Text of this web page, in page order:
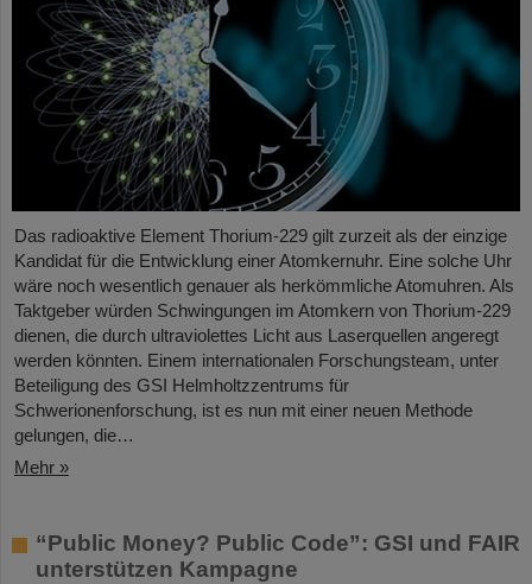
Das radioaktive Element Thorium-229 gilt zurzeit als der einzige
Kandidat für die Entwicklung einer Atomkernuhr. Eine solche Uhr
wäre noch wesentlich genauer als herkömmliche Atomuhren. Als
Taktgeber würden Schwingungen im Atomkern von Thorium-229
dienen, die durch ultraviolettes Licht aus Laserquellen angeregt
werden könnten. Einem internationalen Forschungsteam, unter
Beteiligung des GSI Helmholtzzentrums für
Schwerionenforschung, ist es nun mit einer neuen Methode
gelungen, die…
Mehr »
“Public Money? Public Code”: GSI und FAIR
unterstützen Kampagne